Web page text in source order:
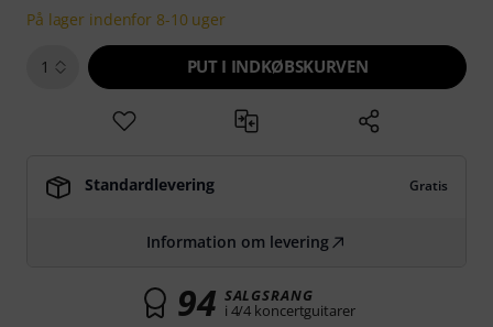
På lager indenfor 8-10 uger
1 PUT I INDKØBSKURVEN
Standardlevering Gratis
Information om levering
94 SALGSRANG
i 4/4 koncertguitarer